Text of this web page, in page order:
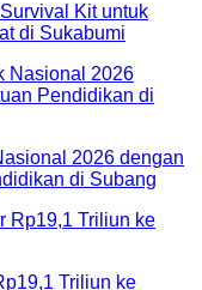
Kit untuk
di Sukabumi
2026 dengan
di Subang
Triliun ke